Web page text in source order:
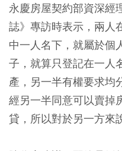
永慶房屋契約部資深經
誌》專訪時表示， 兩人
中一人名下，就屬於個
子，就算只登記在一人
產，另一半有權要求均
經另一半同意可以賣掉
貸，所以對於另一方來